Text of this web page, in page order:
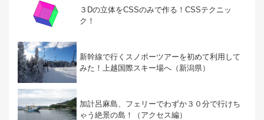
３Dの立体をCSSのみで作る！CSSテクニッ
ク！
新幹線で行くスノボーツアーを初めて利用して
みた！上越国際スキー場へ（新潟県）
加計呂麻島、フェリーでわずか３０分で行けち
ゃう絶景の島！（アクセス編）